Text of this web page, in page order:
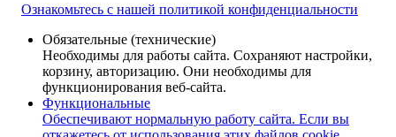
Ознакомьтесь с нашей политикой конфиденциальности
Обязательные (технические)
Необходимы для работы сайта. Сохраняют настройки,
корзину, авторизацию. Они необходимы для
функционирования веб-сайта.
Функциональные
Обеспечивают нормальную работу сайта. Если вы